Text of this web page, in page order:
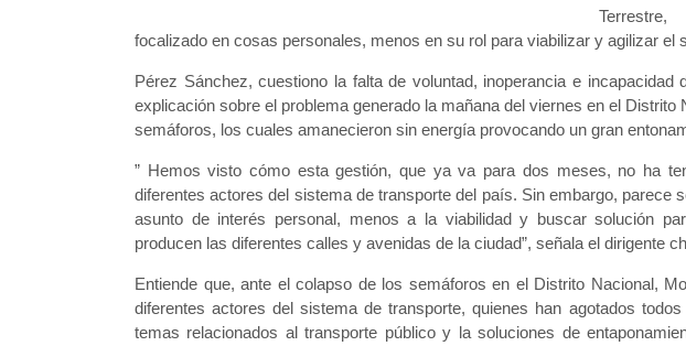
focalizado en cosas personales, menos en su rol para viabilizar y agilizar el
Pérez Sánchez, cuestiono la falta de voluntad, inoperancia e incapacidad
explicación sobre el problema generado la mañana del viernes en el
semáforos, los cuales amanecieron sin energía provocando un gran
” Hemos visto cómo esta gestión, que ya va para dos meses, no ha
diferentes actores del sistema de transporte del país. Sin embargo, parece
asunto de interés personal, menos a la viabilidad y buscar solución
producen las diferentes calles y avenidas de la ciudad”, señala el dirigente
Entiende que, ante el colapso de los semáforos en el Distrito Nacional,
diferentes actores del sistema de transporte, quienes han agotados
temas relacionados al transporte público y la soluciones de